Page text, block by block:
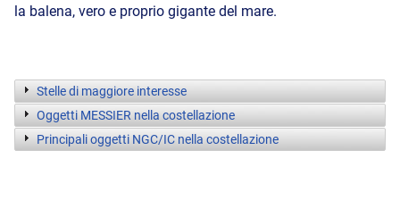
la balena, vero e proprio gigante del mare.
Stelle di maggiore interesse
Oggetti MESSIER nella costellazione
Principali oggetti NGC/IC nella costellazione